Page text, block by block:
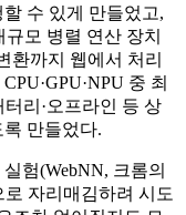
수 있게 만들었고,
모 병렬 연산 장치
환까지 웹에서 처리
중 최
리·오프라인 등 상
만들었다.
험(WebNN, 크롬의
자리매김하려 시도